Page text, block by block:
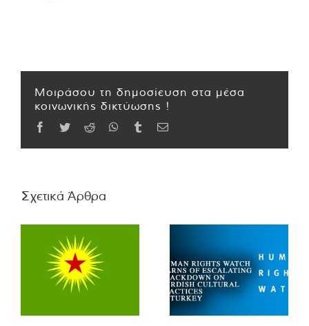
Μοιράσου τη δημοσίευση στα μέσα
κοινωνικής δικτύωσης !
Facebook
TwitterReddit WhatsApp
TumblrEmail
Σχετικά Άρθρα